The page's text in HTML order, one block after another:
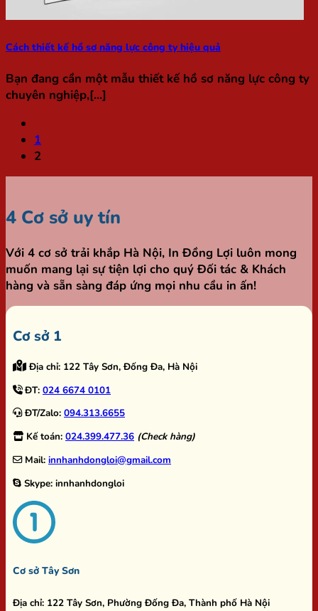
Cách thiết kế hồ sơ năng lực công ty hiệu quả
Bạn đang cần một mẫu thiết kế hồ sơ năng lực công ty
chuyên nghiệp,[...]
1
2
4 Cơ sở uy tín
Với 4 cơ sở trải khắp Hà Nội, In Đồng Lợi luôn mong
muốn mang lại sự tiện lợi cho quý Đối tác & Khách
hàng và sẵn sàng đáp ứng mọi nhu cầu in ấn!
Cơ sở 1
Địa chỉ: 122 Tây Sơn, Đống Đa, Hà Nội
ĐT: 024 6674 0101
ĐT/Zalo: 094.313.6655
Kế toán: 024.399.477.36 (Check hàng)
Mail: innhanhdongloi@gmail.com
Skype: innhanhdongloi
Cơ sở Tây Sơn
Địa chỉ: 122 Tây Sơn, Phường Đống Đa, Thành phố Hà Nội